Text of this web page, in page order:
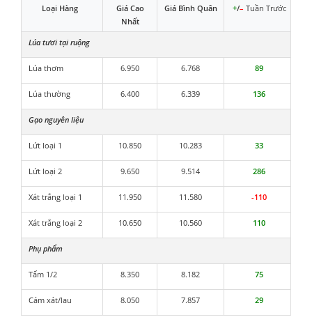
Loại Hàng
Giá Cao
Nhất
Giá Bình Quân +/– Tuần Trước
Lúa tươi tại ruộng
Lúa thơm 6.950 6.768 89
Lúa thường 6.400 6.339 136
Gạo nguyên liệu
Lứt loại 1 10.850 10.283 33
Lứt loại 2 9.650 9.514 286
Xát trắng loại 1 11.950 11.580 -110
Xát trắng loại 2 10.650 10.560 110
Phụ phẩm
Tấm 1/2 8.350 8.182 75
Cám xát/lau 8.050 7.857 29